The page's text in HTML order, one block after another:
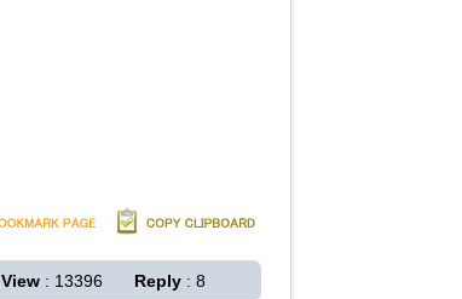
View : 13396 Reply : 8